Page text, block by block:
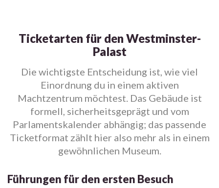
Ticketarten für den Westminster-
Palast
Die wichtigste Entscheidung ist, wie viel
Einordnung du in einem aktiven
Machtzentrum möchtest. Das Gebäude ist
formell, sicherheitsgeprägt und vom
Parlamentskalender abhängig; das passende
Ticketformat zählt hier also mehr als in einem
gewöhnlichen Museum.
Führungen für den ersten Besuch